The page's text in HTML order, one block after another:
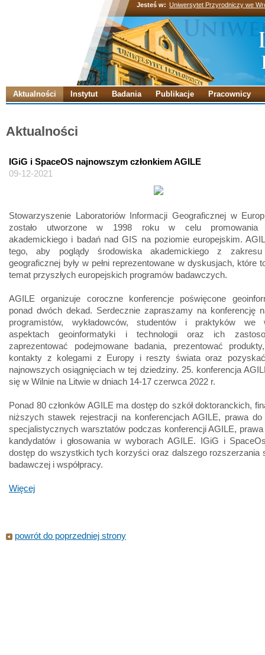
Jesteś w: Uniwersytet Przyrodniczy we
Aktualności Instytut Badania Publikacje Pracownicy
Aktualności
IGiG i SpaceOS najnowszym członkiem AGILE
09-12-2021
Stowarzyszenie Laboratoriów Informacji Geograficznej w
zostało utworzone w 1998 roku w celu promowania
akademickiego i badań nad GIS na poziomie europejskim.
tego, aby poglądy środowiska akademickiego z zakresu
geograficznej były w pełni reprezentowane w dyskusjach, które
temat przyszłych europejskich programów badawczych.
AGILE organizuje coroczne konferencje poświęcone
ponad dwóch dekad. Serdecznie zapraszamy na konferencję
programistów, wykładowców, studentów i praktyków we
aspektach geoinformatyki i technologii oraz ich
zaprezentować podejmowane badania, prezentować
kontakty z kolegami z Europy i reszty świata oraz
najnowszych osiągnięciach w tej dziedziny. 25. konferencja
się w Wilnie na Litwie w dniach 14-17 czerwca 2022 r.
Ponad 80 członków AGILE ma dostęp do szkół doktoranckich,
niższych stawek rejestracji na konferencjach AGILE, prawa do
specjalistycznych warsztatów podczas konferencji AGILE, prawa
kandydatów i głosowania w wyborach AGILE. IGiG i
dostęp do wszystkich tych korzyści oraz dalszego rozszerzania
badawczej i współpracy.
Więcej
powrót do poprzedniej strony